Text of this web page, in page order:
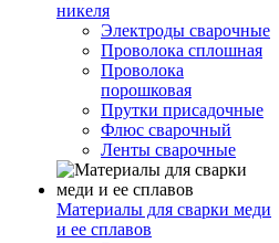
никеля
Электроды сварочные
Проволока сплошная
Проволока
порошковая
Прутки присадочные
Флюс сварочный
Ленты сварочные
Материалы для сварки меди
и ее сплавов